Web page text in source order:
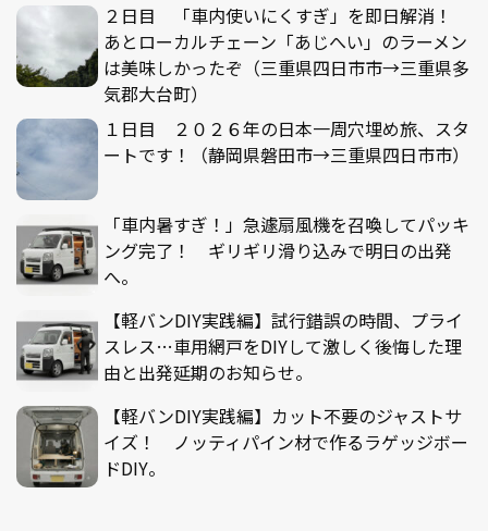
２日目 「車内使いにくすぎ」を即日解消！
あとローカルチェーン「あじへい」のラーメン
は美味しかったぞ（三重県四日市市→三重県多
気郡大台町）
１日目 ２０２６年の日本一周穴埋め旅、スタ
ートです！（静岡県磐田市→三重県四日市市）
「車内暑すぎ！」急遽扇風機を召喚してパッキ
ング完了！ ギリギリ滑り込みで明日の出発
へ。
【軽バンDIY実践編】試行錯誤の時間、プライ
スレス…車用網戸をDIYして激しく後悔した理
由と出発延期のお知らせ。
【軽バンDIY実践編】カット不要のジャストサ
イズ！ ノッティパイン材で作るラゲッジボー
ドDIY。